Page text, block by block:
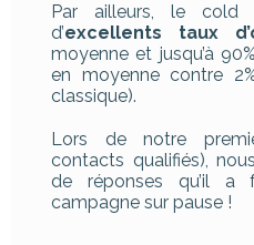
Par ailleurs, le cold
d’excellents taux
moyenne et jusqu’à
en moyenne contre
classique).
Lors de notre
contacts qualifiés),
de réponses qu’il
campagne sur pause !